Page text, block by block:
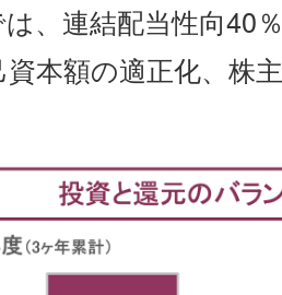
は、連結配当性向40
本額の適正化、株